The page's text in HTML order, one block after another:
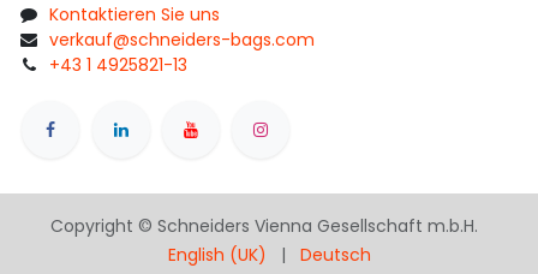
Kontaktieren Sie uns
verkauf@schneiders-bags.com
+43 1 4925821-13
Copyright © Schneiders Vienna Gesellschaft m.b.H.
English (UK)
| Deutsch